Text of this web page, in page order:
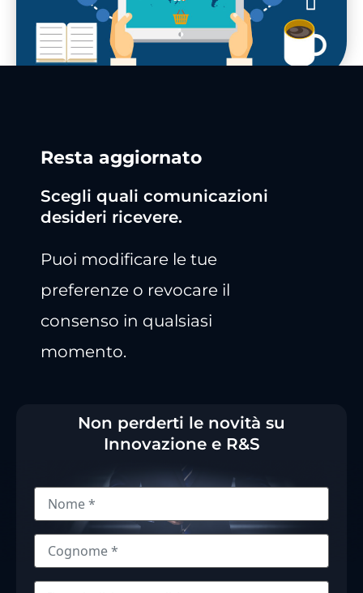
Resta aggiornato
Scegli quali comunicazioni
desideri ricevere.
Puoi modificare le tue
preferenze o revocare il
consenso in qualsiasi
momento.
Non perderti le novità su
Innovazione e R&S